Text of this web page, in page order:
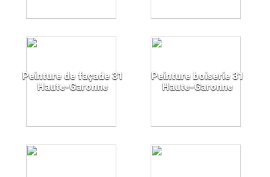
Peinture de façade 31
Haute-Garonne
Peinture boiserie 31
Haute-Garonne